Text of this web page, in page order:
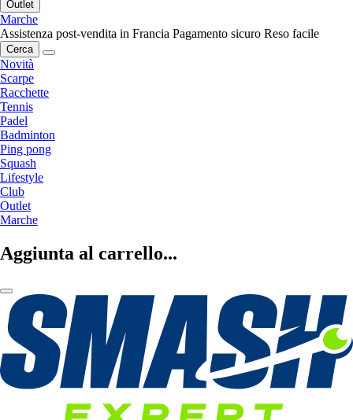
Outlet
Marche
Assistenza post-vendita in Francia Pagamento sicuro Reso facile
Cerca
Novità
Scarpe
Racchette
Tennis
Padel
Badminton
Ping pong
Squash
Lifestyle
Club
Outlet
Marche
Aggiunta al carrello...